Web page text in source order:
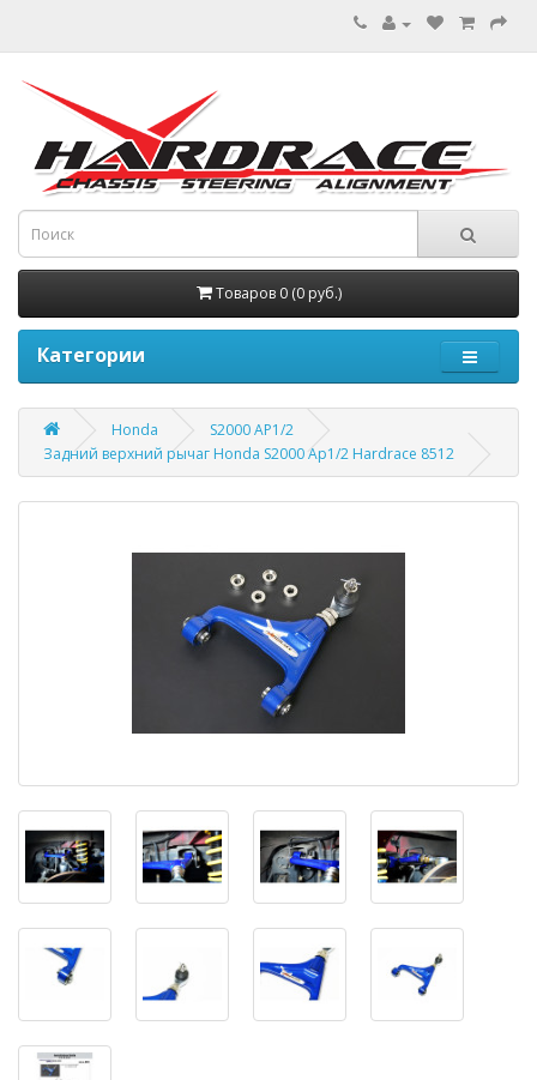
Товаров 0 (0 руб.)
Категории
Honda
S2000 AP1/2
Задний верхний рычаг Honda S2000 Ap1/2 Hardrace 8512